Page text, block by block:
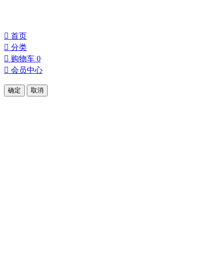
󰀁 首页
󰀂 分类
󰀄 购物车 0
󰀅 会员中心
确定 取消